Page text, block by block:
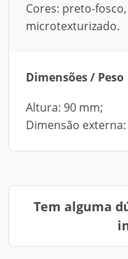
Cores: preto-
microtexturizado.
Dimensões / Peso
Altura: 90 mm;
Dimensão
Tem alguma